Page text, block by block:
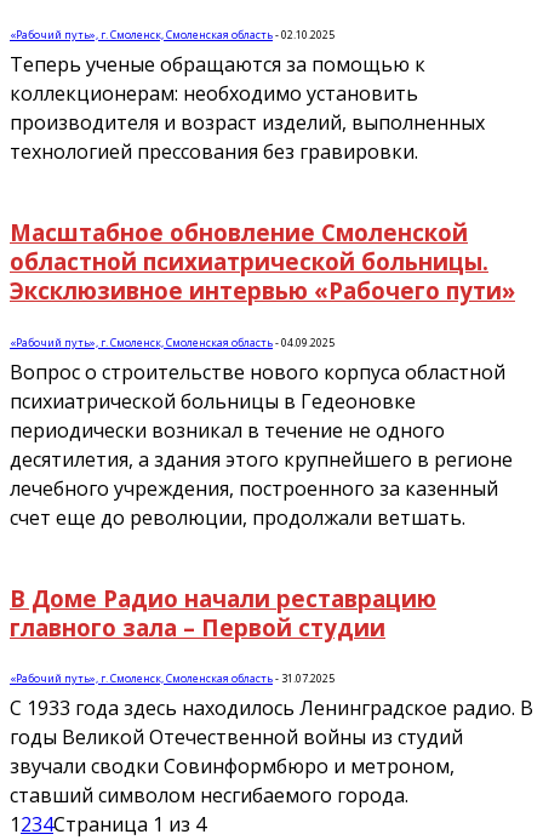
«Рабочий путь», г. Смоленск, Смоленская область-02.10.2025
Теперь ученые обращаются за помощью к
коллекционерам: необходимо установить
производителя и возраст изделий, выполненных
технологией прессования без гравировки.
Масштабное обновление Смоленской
областной психиатрической больницы.
Эксклюзивное интервью «Рабочего пути»
«Рабочий путь», г. Смоленск, Смоленская область-04.09.2025
Вопрос о строительстве нового корпуса областной
психиатрической больницы в Гедеоновке
периодически возникал в течение не одного
десятилетия, а здания этого крупнейшего в регионе
лечебного учреждения, построенного за казенный
счет еще до революции, продолжали ветшать.
В Доме Радио начали реставрацию
главного зала – Первой студии
«Рабочий путь», г. Смоленск, Смоленская область- 31.07.2025
С 1933 года здесь находилось Ленинградское радио. В
годы Великой Отечественной войны из студий
звучали сводки Совинформбюро и метроном,
ставший символом несгибаемого города.
1234Страница 1 из 4